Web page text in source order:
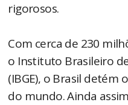
rigorosos.
Com cerca de 230
o Instituto Brasileiro
(IBGE), o Brasil detém
do mundo. Ainda